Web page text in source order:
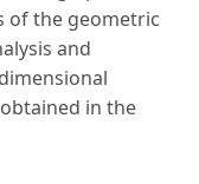
of the geometric
and
in the